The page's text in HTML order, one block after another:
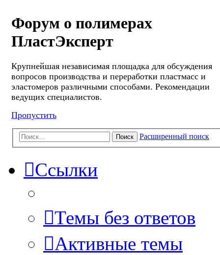
Форум о полимерах
ПластЭксперт
Крупнейшая независимая площадка для обсуждения
вопросов производства и переработки пластмасс и
эластомеров различными способами. Рекомендации
ведущих специалистов.
Пропустить
Поиск Расширенный поиск
Ссылки
Темы без ответов
Активные темы